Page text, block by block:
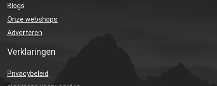
Blogs
Onze webshops
Adverteren
Verklaringen
Privacybeleid